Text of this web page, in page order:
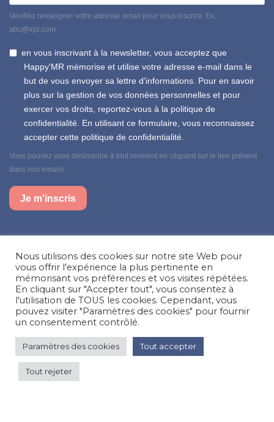
Veuillez renseigner votre adresse email pour vous inscrire. Ex. :
abc@xyz.com
en vous inscrivant à la newsletter, vous acceptez que
Happy'MR mémorise et utilise votre adresse e-mail dans le
but de vous envoyer sa lettre d'informations. Pour en savoir
plus sur la gestion de vos données personnelles et pour
exercer vos droits, reportez-vous à la politique de
confidentialité. En utilisant ce formulaire, vous reconnaissez
accepter cette politique de confidentialité.
Vous pouvez vous désinscrire à tout moment en cliquant sur le lien présent
dans nos emails.
Je m'inscris
Facebook
Instagram
LinkedIn
Besoin d’aide, une question ?
Nous contacter
© Happy'MR - Tous droits réservés - Une création
Nous utilisons des cookies sur notre site Web pour
vous offrir l'expérience la plus pertinente en
mémorisant vos préférences et vos visites répétées.
En cliquant sur "Accepter tout", vous consentez à
l'utilisation de TOUS les cookies. Cependant, vous
pouvez visiter "Paramètres des cookies" pour fournir
un consentement contrôlé.
Paramètres des cookies Tout accepter
Tout rejeter
basse saison 57 €
nuit